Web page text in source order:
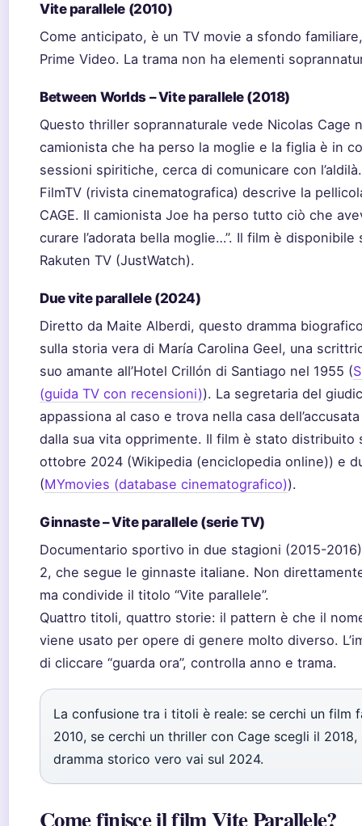
Vite parallele (2010)
Come anticipato, è un TV movie a sfondo
Prime Video. La trama non ha elementi
Between Worlds – Vite parallele (2018)
Questo thriller soprannaturale vede Nicolas Cage
camionista che ha perso la moglie e la figlia è in
sessioni spiritiche, cerca di comunicare con
FilmTV (rivista cinematografica) descrive la
CAGE. Il camionista Joe ha perso tutto ciò che
curare l’adorata bella moglie…”. Il film è disponibile
Rakuten TV (JustWatch).
Due vite parallele (2024)
Diretto da Maite Alberdi, questo dramma
sulla storia vera di María Carolina Geel, una
suo amante all’Hotel Crillón di Santiago nel 1955 (
(guida TV con recensioni)). La segretaria del
appassiona al caso e trova nella casa
dalla sua vita opprimente. Il film è stato distribuito
ottobre 2024 (Wikipedia (enciclopedia online)) e
(MYmovies (database cinematografico)).
Ginnaste – Vite parallele (serie TV)
Documentario sportivo in due stagioni (2015-
2, che segue le ginnaste italiane. Non
ma condivide il titolo “Vite parallele”.
Quattro titoli, quattro storie: il pattern è che il
viene usato per opere di genere molto diverso.
di cliccare “guarda ora”, controlla anno e trama.
La confusione tra i titoli è reale: se cerchi un film
2010, se cerchi un thriller con Cage scegli il 2018,
dramma storico vero vai sul 2024.
Come finisce il film Vite Parallele?